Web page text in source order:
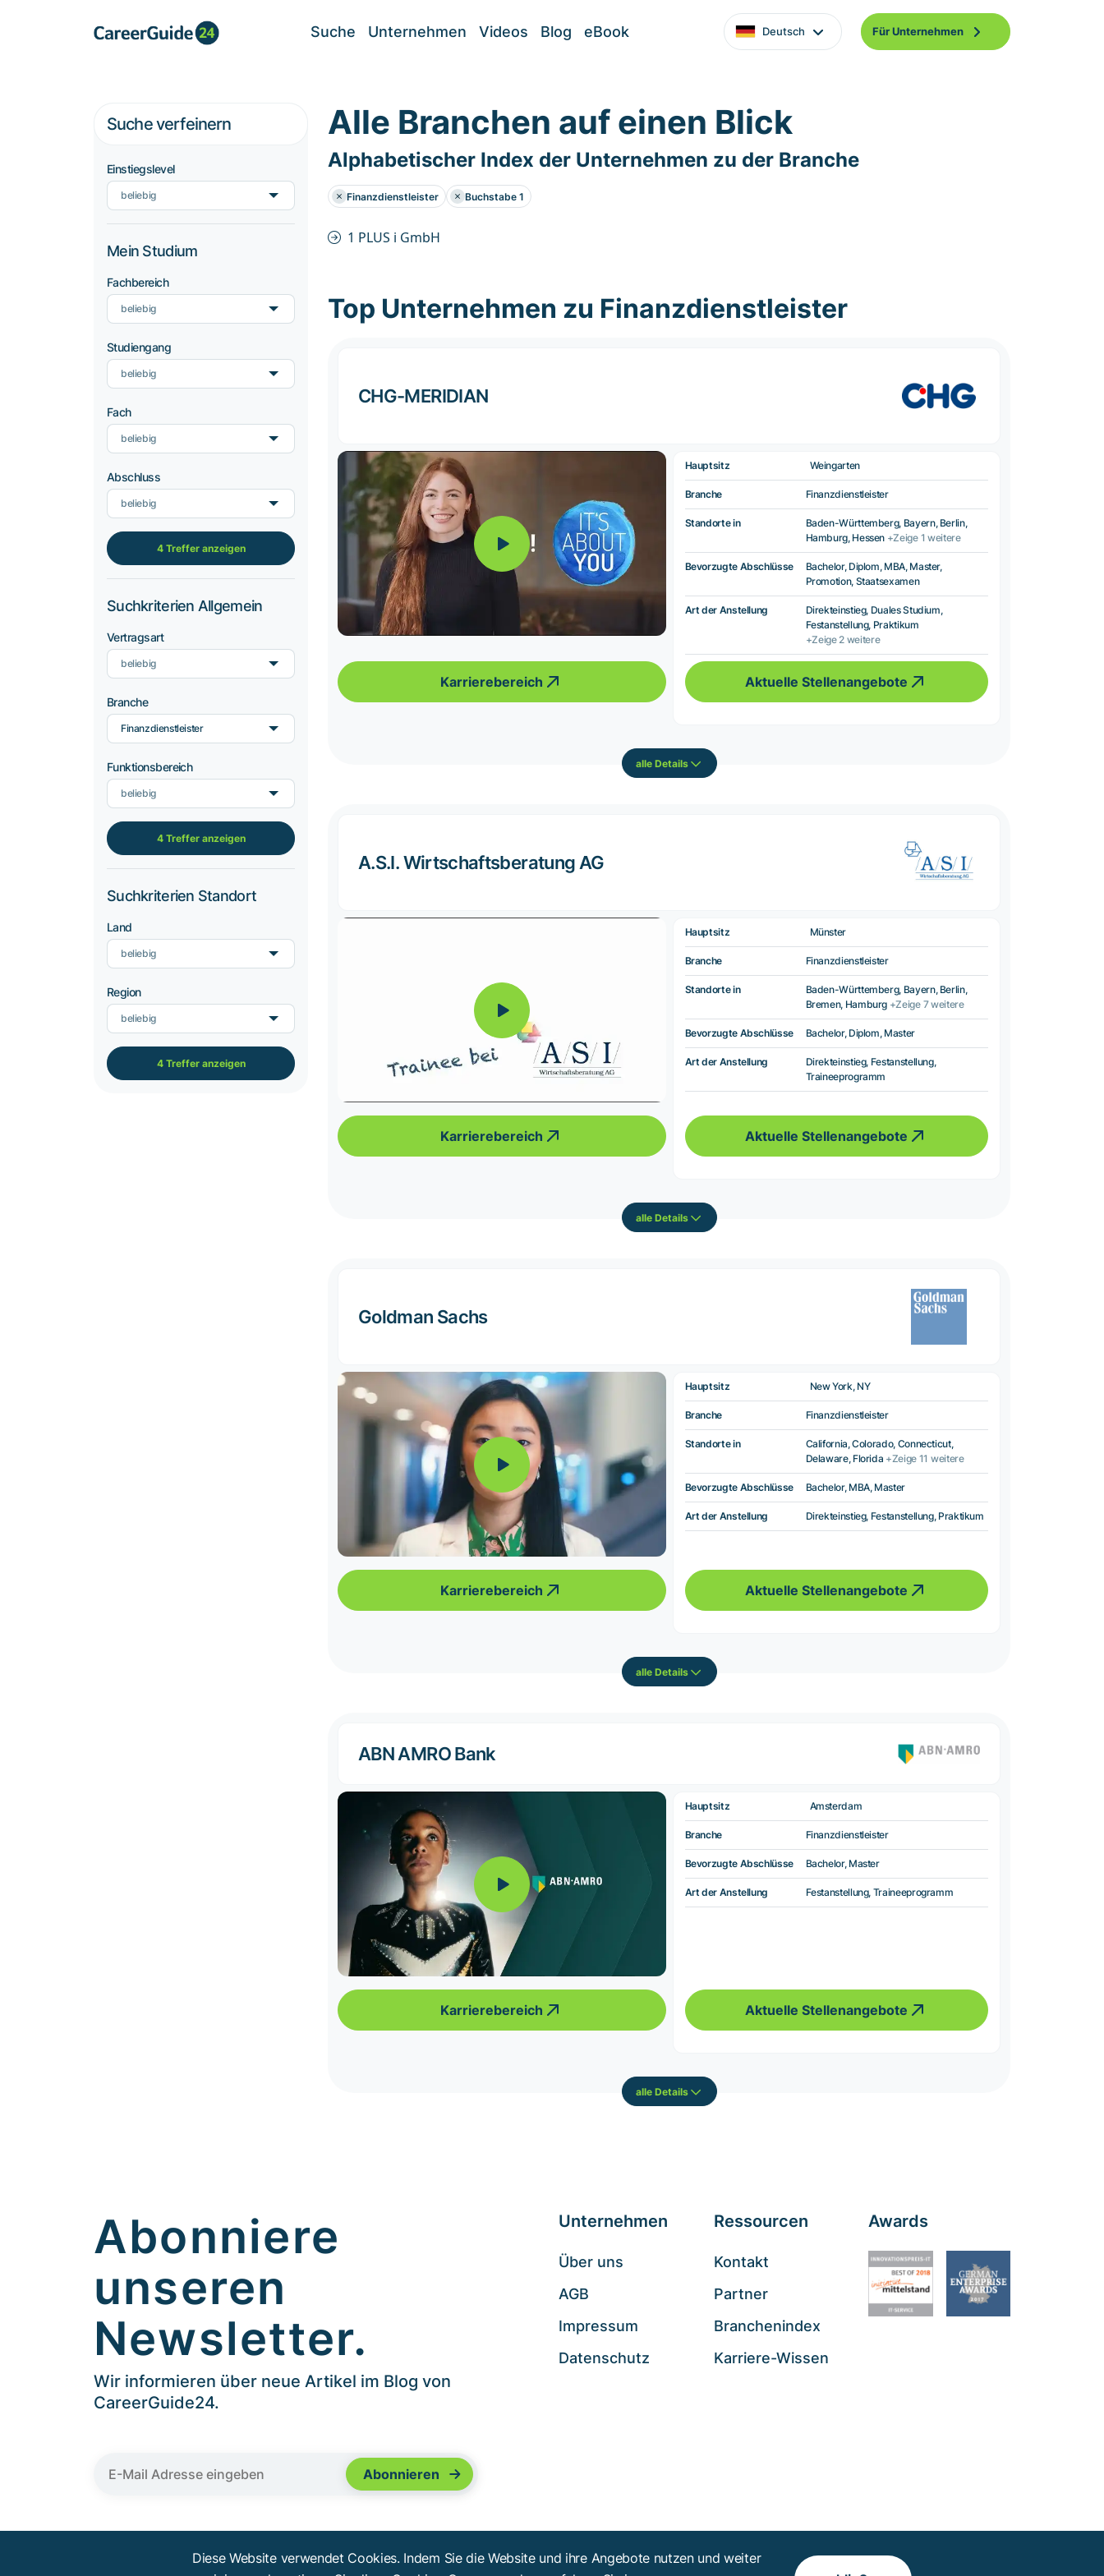
Suche Unternehmen Videos Blog eBook Deutsch Für Unternehmen
Suche verfeinern
Einstiegslevel
beliebig
Mein Studium
Fachbereich
beliebig
Studiengang
beliebig
Fach
beliebig
Abschluss
beliebig
4 Treffer anzeigen
Suchkriterien Allgemein
Vertragsart
beliebig
Branche
Finanzdienstleister
Funktionsbereich
beliebig
4 Treffer anzeigen
Suchkriterien Standort
Land
beliebig
Region
beliebig
4 Treffer anzeigen
Alle Branchen auf einen Blick
Alphabetischer Index der Unternehmen zu der Branche
Finanzdienstleister Buchstabe 1
1 PLUS i GmbH
Top Unternehmen zu Finanzdienstleister
CHG-MERIDIAN
Karrierebereich
Hauptsitz Weingarten
Branche Finanzdienstleister
Standorte in
Baden-Württemberg, Bayern, Berlin,
Hamburg, Hessen +Zeige 1 weitere
Bevorzugte Abschlüsse
Bachelor, Diplom, MBA, Master,
Promotion, Staatsexamen
Art der Anstellung
Direkteinstieg, Duales Studium,
Festanstellung, Praktikum
+Zeige 2 weitere
Aktuelle Stellenangebote
alle Details
A.S.I. Wirtschaftsberatung AG
Karrierebereich
Hauptsitz Münster
Branche Finanzdienstleister
Standorte in
Baden-Württemberg, Bayern, Berlin,
Bremen, Hamburg +Zeige 7 weitere
Bevorzugte Abschlüsse Bachelor, Diplom, Master
Art der Anstellung
Direkteinstieg, Festanstellung,
Traineeprogramm
Aktuelle Stellenangebote
alle Details
Goldman Sachs
Karrierebereich
Hauptsitz New York, NY
Branche Finanzdienstleister
Standorte in
California, Colorado, Connecticut,
Delaware, Florida +Zeige 11 weitere
Bevorzugte Abschlüsse Bachelor, MBA, Master
Art der Anstellung Direkteinstieg, Festanstellung, Praktikum
Aktuelle Stellenangebote
alle Details
ABN AMRO Bank
Karrierebereich
Hauptsitz Amsterdam
Branche Finanzdienstleister
Bevorzugte Abschlüsse Bachelor, Master
Art der Anstellung Festanstellung, Traineeprogramm
Aktuelle Stellenangebote
alle Details
Abonniere
unseren
Newsletter.
Wir informieren über neue Artikel im Blog von
CareerGuide24.
Unternehmen
Über uns
AGB
Impressum
Datenschutz
Ressourcen
Kontakt
Partner
Branchenindex
Karriere-Wissen
Awards
Diese Website verwendet Cookies. Indem Sie die Website und ihre Angebote nutzen und weiter